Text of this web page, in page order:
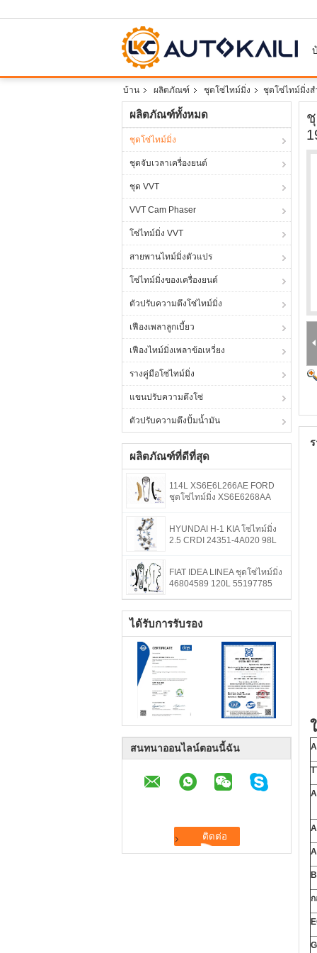
บ้าน ผลิตภัณฑ์ ชุดโซ่ไทม์มิ่ง ชุดโซ่ไทม์มิ่งส
ผลิตภัณฑ์ทั้งหมด
ชุดโซ่ไทม์มิ่ง
ชุดจับเวลาเครื่องยนต์
ชุด VVT
VVT Cam Phaser
โซ่ไทม์มิ่ง VVT
สายพานไทม์มิ่งตัวแปร
โซ่ไทม์มิ่งของเครื่องยนต์
ตัวปรับความตึงโซ่ไทม์มิ่ง
เฟืองเพลาลูกเบี้ยว
เฟืองไทม์มิ่งเพลาข้อเหวี่ยง
รางคู่มือโซ่ไทม์มิ่ง
แขนปรับความตึงโซ่
ตัวปรับความตึงปั้มน้ำมัน
ผลิตภัณฑ์ที่ดีที่สุด
114L XS6E6L266AE FORD
ชุดโซ่ไทม์มิ่ง XS6E6268AA
HYUNDAI H-1 KIA โซ่ไทม์มิ่ง
2.5 CRDI 24351-4A020 98L
FIAT IDEA LINEA ชุดโซ่ไทม์มิ่ง
46804589 120L 55197785
ได้รับการรับรอง
สนทนาออนไลน์ตอนนี้ฉัน
ก